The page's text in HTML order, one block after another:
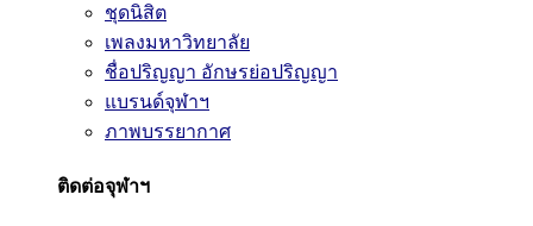
ชุดนิสิต
เพลงมหาวิทยาลัย
ชื่อปริญญา อักษรย่อปริญญา
แบรนด์จุฬาฯ
ภาพบรรยากาศ
ติดต่อจุฬาฯ